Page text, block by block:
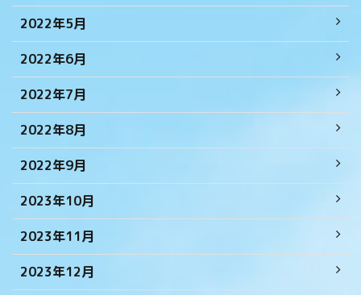
2022年5月
2022年6月
2022年7月
2022年8月
2022年9月
2023年10月
2023年11月
2023年12月